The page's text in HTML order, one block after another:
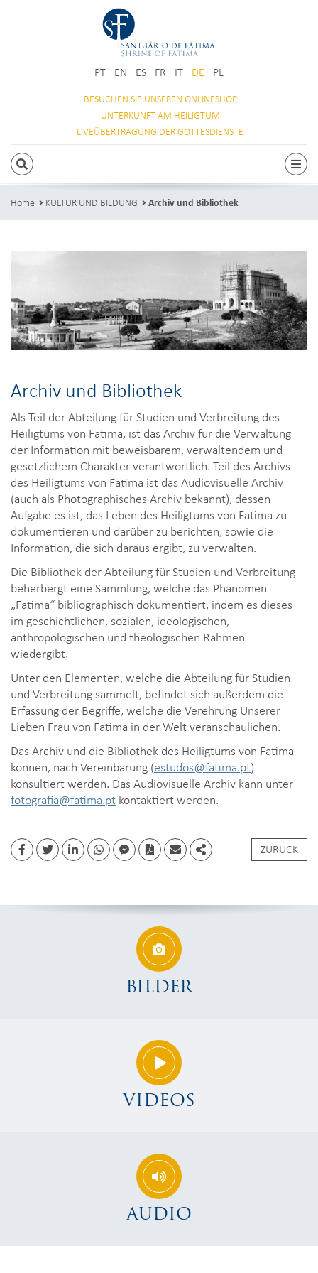
PT EN ES FR IT DE PL
BESUCHEN SIE UNSEREN ONLINESHOP
UNTERKUNFTAM HEILIGTUM
LIVEÜBERTRAGUNG DER GOTTESDIENSTE
SUCHEN
Home KULTUR UND BILDUNG Archiv und Bibliothek
Archiv und Bibliothek
Als Teil der Abteilung für Studien und Verbreitung des
Heiligtums von Fatima, ist das Archiv für die Verwaltung
der Information mit beweisbarem, verwaltendem und
gesetzlichem Charakter verantwortlich. Teil des Archivs
des Heiligtums von Fatima ist das Audiovisuelle Archiv
(auch als Photographisches Archiv bekannt), dessen
Aufgabe es ist, das Leben des Heiligtums von Fatima zu
dokumentieren und darüber zu berichten, sowie die
Information, die sich daraus ergibt, zu verwalten.
Die Bibliothek der Abteilung für Studien und Verbreitung
beherbergt eine Sammlung, welche das Phänomen
„Fatima“ bibliographisch dokumentiert, indem es dieses
im geschichtlichen, sozialen, ideologischen,
anthropologischen und theologischen Rahmen
wiedergibt.
Unter den Elementen, welche die Abteilung für Studien
und Verbreitung sammelt, befindet sich außerdem die
Erfassung der Begriffe, welche die Verehrung Unserer
Lieben Frau von Fatima in der Welt veranschaulichen.
Das Archiv und die Bibliothek des Heiligtums von Fatima
können, nach Vereinbarung (estudos@fatima.pt)
konsultiert werden. Das Audiovisuelle Archiv kann unter
fotografia@fatima.pt kontaktiert werden.
FacebookTwitterLinkedinwhatsappfacebook messenger
PDF EmailShare
ZURÜCK
BILDER
VIDEOS
AUDIO